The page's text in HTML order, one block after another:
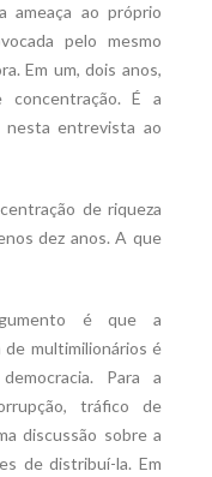
ameaça ao próprio
pelo mesmo
Em um, dois anos,
concentração. É a
nesta entrevista ao
de riqueza
dez anos. A que
é que a
multimilionários é
Para a
tráfico de
discussão sobre a
de distribuí-la. Em